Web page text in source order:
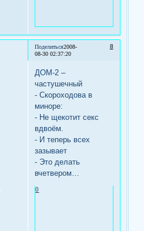
Поделиться 8
2008-
08-30 02:37:20
ДОМ-2 –
частушечный
- Скороходова в
миноре:
- Не щекотит секс
вдвоём.
- И теперь всех
зазывает
- Это делать
вчетвером…
0